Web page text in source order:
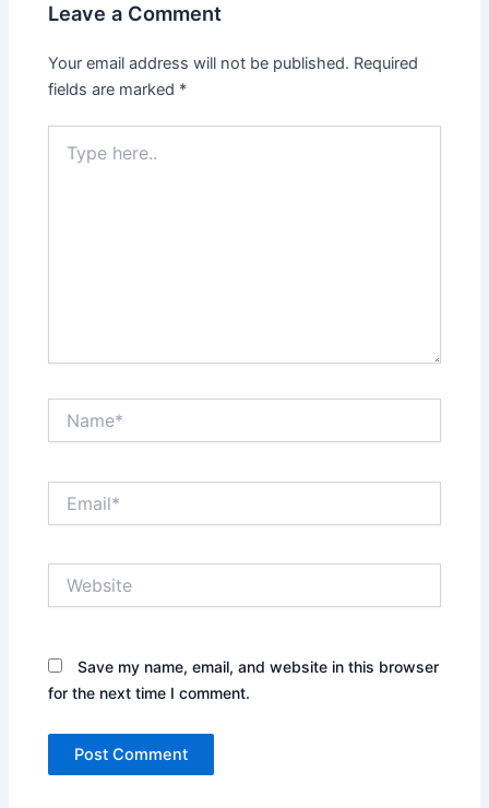
Leave a Comment
Your email address will not be published. Required
fields are marked *
here..
Save my name, email, and website in this browser
for the next time I comment.